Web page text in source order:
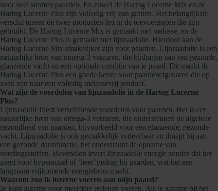
voor veel soorten paarden. En zowel de Hartog Lucerne Mix en de
Hartog Lucerne Plus zijn volledig vrij van granen. Het belangrijkste
verschil tussen de twee producten ligt in de toevoegingen die zijn
gebruikt. De Hartog Lucerne Mix is gemaakt met melasse, en de
Hartog Lucerne Plus is gemaakt met lijnzaadolie. Hierdoor kan de
Hartog Lucerne Mix smakelijker zijn voor paarden. Lijnzaadolie is een
natuurlijke bron van omega-3 vetzuren, die bijdragen aan een gezonde,
glanzende vacht en een optimale conditie van je paard. Dit maakt de
Hartog Lucerne Plus een goede keuze voor paardeneigenaren die op
zoek zijn naar een volledig melassevrij product.
Wat zijn de voordelen van lijnzaadolie in de Hartog Lucerne
Plus?
Lijnzaadolie biedt verschillende voordelen voor paarden. Het is een
natuurlijke bron van omega-3 vetzuren, die ondersteunen de algehele
gezondheid van paarden, bijvoorbeeld voor een glanzende, gezonde
vacht. Lijnzaadolie is ook gemakkelijk verteerbaar en draagt bij aan
een gezonde darmfunctie, het ondersteunt de opname van
voedingsstoffen. Bovendien levert lijnzaadolie energie zonder dat het
zorgt voor hyperactief of ‘heet’ gedrag bij paarden, wat het een
langzaam vrijkomende energiebron maakt.
Waarom zou ik luzerne voeren aan mijn paard?
Je kunt luzerne voor meerdere redenen voeren. Als je luzerne bij het